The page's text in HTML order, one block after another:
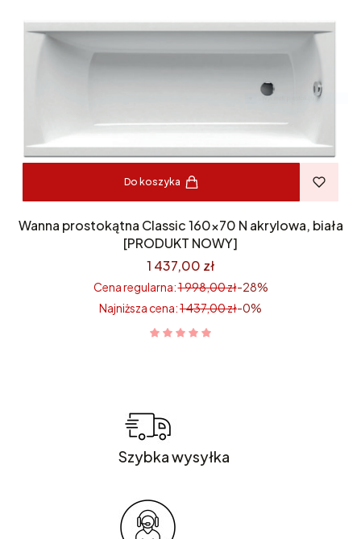
Do koszyka
Wanna prostokątna Classic 160×70 N akrylowa, biała
[PRODUKT NOWY]
1 437,00 zł
Cena regularna:1 998,00 zł-28%
Najniższa cena:1 437,00 zł-0%
Szybka wysyłka